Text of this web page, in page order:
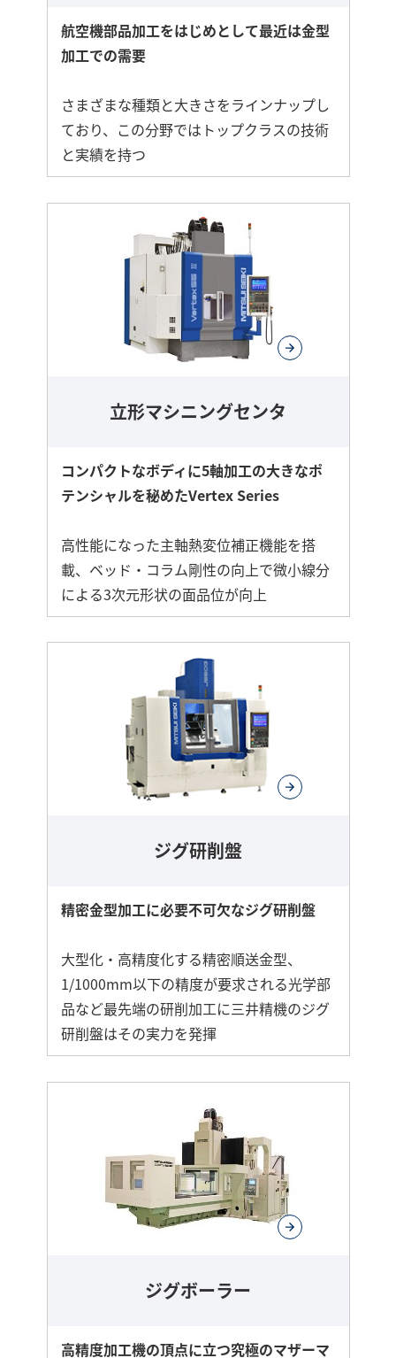
航空機部品加工をはじめとして最近は金型
加工での需要
さまざまな種類と大きさをラインナップし
ており、この分野ではトップクラスの技術
と実績を持つ
立形マシニングセンタ
コンパクトなボディに5軸加工の大きなポ
テンシャルを秘めたVertex Series
高性能になった主軸熱変位補正機能を搭
載、ベッド・コラム剛性の向上で微小線分
による3次元形状の面品位が向上
ジグ研削盤
精密金型加工に必要不可欠なジグ研削盤
大型化・高精度化する精密順送金型、
1/1000mm以下の精度が要求される光学部
品など最先端の研削加工に三井精機のジグ
研削盤はその実力を発揮
ジグボーラー
高精度加工機の頂点に立つ究極のマザーマ